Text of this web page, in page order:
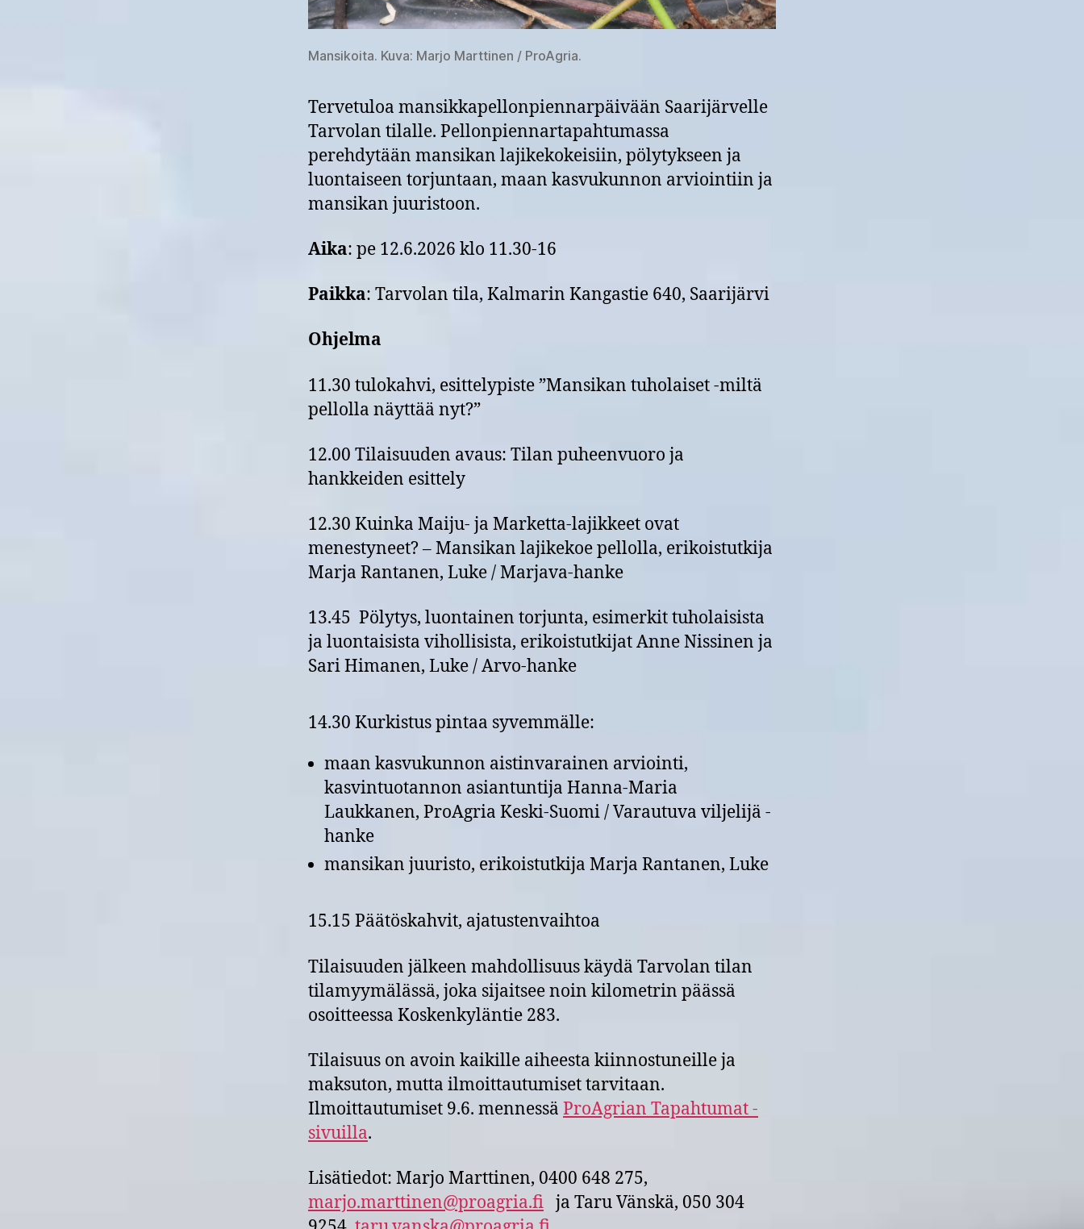
Mansikoita. Kuva: Marjo Marttinen / ProAgria.
Tervetuloa mansikkapellonpiennarpäivään Saarijärvelle
Tarvolan tilalle. Pellonpiennartapahtumassa
perehdytään mansikan lajikekokeisiin, pölytykseen ja
luontaiseen torjuntaan, maan kasvukunnon arviointiin ja
mansikan juuristoon.
Aika: pe 12.6.2026 klo 11.30-16
Paikka: Tarvolan tila, Kalmarin Kangastie 640, Saarijärvi
Ohjelma
11.30 tulokahvi, esittelypiste ”Mansikan tuholaiset -miltä
pellolla näyttää nyt?”
12.00 Tilaisuuden avaus: Tilan puheenvuoro ja
hankkeiden esittely
12.30 Kuinka Maiju- ja Marketta-lajikkeet ovat
menestyneet? – Mansikan lajikekoe pellolla, erikoistutkija
Marja Rantanen, Luke / Marjava-hanke
13.45 Pölytys, luontainen torjunta, esimerkit tuholaisista
ja luontaisista vihollisista, erikoistutkijat Anne Nissinen ja
Sari Himanen, Luke / Arvo-hanke
14.30 Kurkistus pintaa syvemmälle:
maan kasvukunnon aistinvarainen arviointi,
kasvintuotannon asiantuntija Hanna-Maria
Laukkanen, ProAgria Keski-Suomi / Varautuva viljelijä -
hanke
mansikan juuristo, erikoistutkija Marja Rantanen, Luke
15.15 Päätöskahvit, ajatustenvaihtoa
Tilaisuuden jälkeen mahdollisuus käydä Tarvolan tilan
tilamyymälässä, joka sijaitsee noin kilometrin päässä
osoitteessa Koskenkyläntie 283.
Tilaisuus on avoin kaikille aiheesta kiinnostuneille ja
maksuton, mutta ilmoittautumiset tarvitaan.
Ilmoittautumiset 9.6. mennessä ProAgrian Tapahtumat -
sivuilla.
Lisätiedot: Marjo Marttinen, 0400 648 275,
marjo.marttinen@proagria.fi ja Taru Vänskä, 050 304